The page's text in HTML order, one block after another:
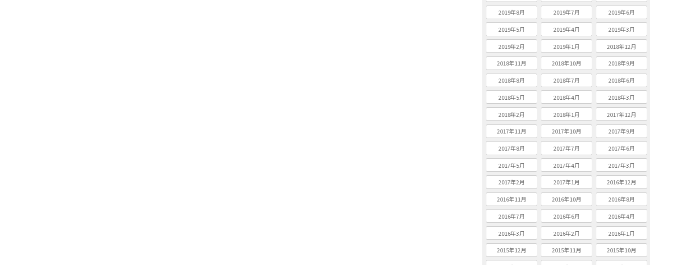
2019年8月 2019年7月 2019年6月
2019年5月 2019年4月 2019年3月
2019年2月 2019年1月 2018年12月
2018年11月 2018年10月 2018年9月
2018年8月 2018年7月 2018年6月
2018年5月 2018年4月 2018年3月
2018年2月 2018年1月 2017年12月
2017年11月 2017年10月 2017年9月
2017年8月 2017年7月 2017年6月
2017年5月 2017年4月 2017年3月
2017年2月 2017年1月 2016年12月
2016年11月 2016年10月 2016年8月
2016年7月 2016年6月 2016年4月
2016年3月 2016年2月 2016年1月
2015年12月 2015年11月 2015年10月